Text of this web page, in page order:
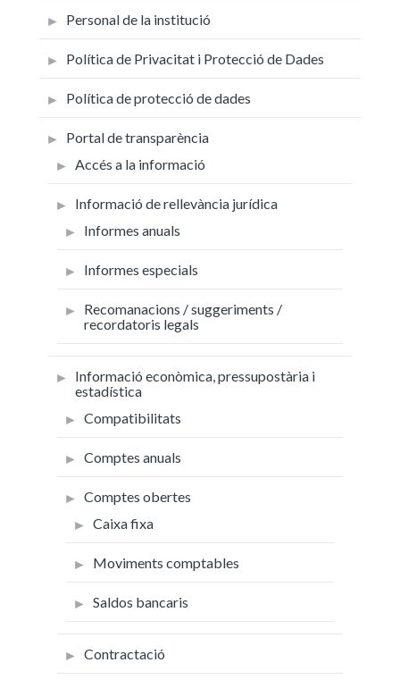
Personal de la institució
Política de Privacitat i Protecció de Dades
Política de protecció de dades
Portal de transparència
Accés a la informació
Informació de rellevància jurídica
Informes anuals
Informes especials
Recomanacions / suggeriments /
recordatoris legals
Informació econòmica, pressupostària i
estadística
Compatibilitats
Comptes anuals
Comptes obertes
Caixa fixa
Moviments comptables
Saldos bancaris
Contractació